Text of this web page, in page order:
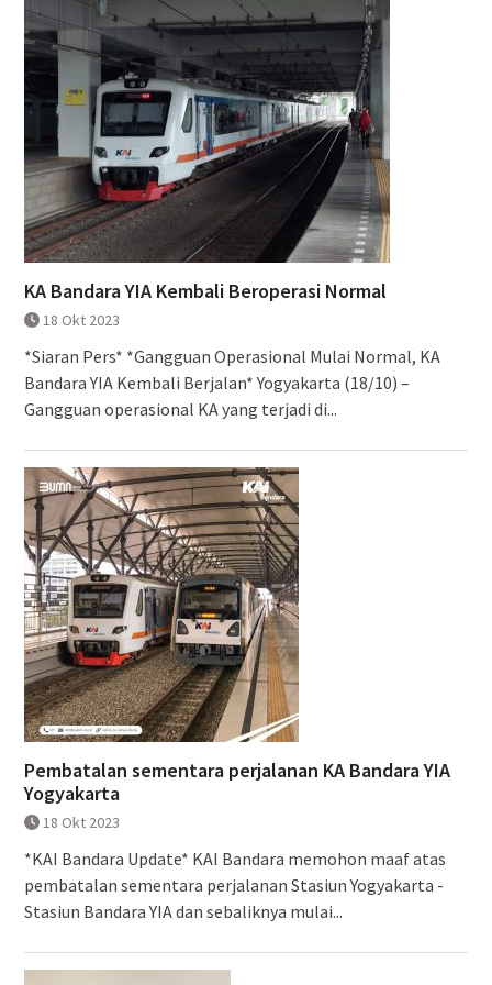
KA Bandara YIA Kembali Beroperasi Normal
18 Okt 2023
*Siaran Pers* *Gangguan Operasional Mulai Normal, KA
Bandara YIA Kembali Berjalan* Yogyakarta (18/10) –
Gangguan operasional KA yang terjadi di...
Pembatalan sementara perjalanan KA Bandara YIA
Yogyakarta
18 Okt 2023
*KAI Bandara Update* KAI Bandara memohon maaf atas
pembatalan sementara perjalanan Stasiun Yogyakarta -
Stasiun Bandara YIA dan sebaliknya mulai...